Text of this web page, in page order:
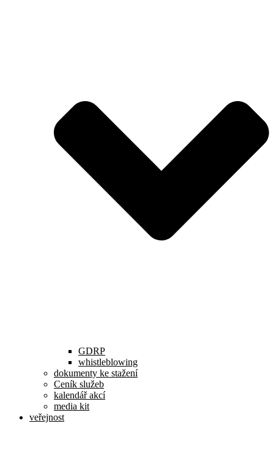
GDRP
whistleblowing
dokumenty ke stažení
Ceník služeb
kalendář akcí
media kit
veřejnost